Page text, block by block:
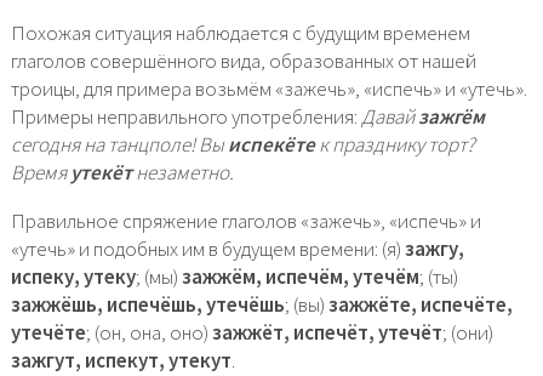
Похожая ситуация наблюдается с будущим временем
глаголов совершённого вида, образованных от нашей
троицы, для примера возьмём «зажечь», «испечь» и «утечь».
Примеры неправильного употребления:Давайзажгём
сегодня на танцполе! Выиспекётек празднику торт?
Времяутекётнезаметно.
Правильное спряжение глаголов «зажечь», «испечь» и
«утечь» и подобных им в будущем времени: (я)зажгу,
испеку, утеку; (мы)зажжём, испечём, утечём; (ты)
зажжёшь, испечёшь, утечёшь; (вы)зажжёте, испечёте,
утечёте; (он, она, оно)зажжёт, испечёт, утечёт; (они)
зажгут, испекут, утекут.